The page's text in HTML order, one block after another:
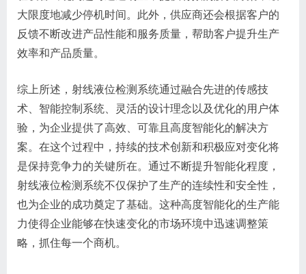
大限度地减少停机时间。此外，供应商还会根据客户的
反馈不断改进产品性能和服务质量，帮助客户提升生产
效率和产品质量。
综上所述，射线液位检测系统通过融合先进的传感技
术、智能控制系统、灵活的设计理念以及优化的用户体
验，为企业提供了高效、可靠且高度智能化的解决方
案。在这个过程中，持续的技术创新和积极应对变化将
是保持竞争力的关键所在。通过不断提升智能化程度，
射线液位检测系统不仅保护了生产的连续性和安全性，
也为企业的成功奠定了基础。这种高度智能化的生产能
力使得企业能够在快速变化的市场环境中迅速调整策
略，抓住每一个商机。